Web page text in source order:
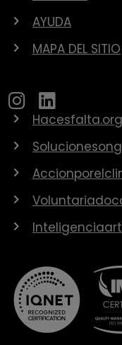
AYUDA
MAPA DEL SITIO
Hacesfalta.org